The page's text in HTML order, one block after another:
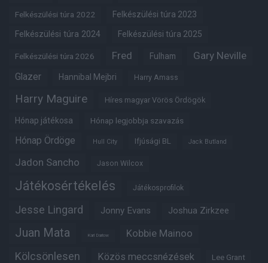
Felkészülési túra 2022 Felkészülési túra 2023
Felkészülési túra 2024 Felkészülési túra 2025
Felkészülési túra 2026 Fred Fulham Gary Neville
Glazer Hannibal Mejbri Harry Amass
Harry Maguire Híres magyar Vörös Ördögök
Hónap játékosa Hónap legjobbja szavazás
Hónap Ördöge Hull City Ifjúsági BL Jack Butland
Jadon Sancho Jason Wilcox
Játékosértékelés Játékosprofilok
Jesse Lingard Jonny Evans Joshua Zirkzee
Juan Mata Karl Darlow Kobbie Mainoo
Kölcsönlesen Közös meccsnézések Lee Grant